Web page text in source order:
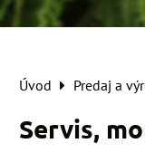
Úvod Predaj a
Servis,